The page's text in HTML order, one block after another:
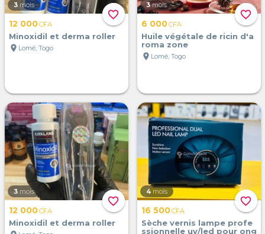
favorite_border
3 mois
12 000CFA
Minoxidil et derma roller
location_on Lomé, Togo
favorite_border
3 mois
6 000CFA
Huile végétale de ricin d'a
roma zone
location_on Lomé, Togo
favorite_border
3 mois
12 000CFA
Minoxidil et derma roller
favorite_border
4 mois
16 500CFA
Sèche vernis lampe profe
ssionnelle uv/led pour ong